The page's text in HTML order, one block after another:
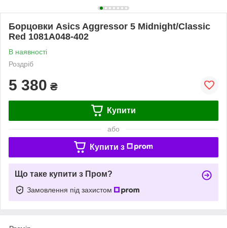
Борцовки Asics Aggressor 5 Midnight/Classic
Red 1081A048-402
В наявності
Роздріб
5 380 ₴
Купити
або
Купити з
Що таке купити з Пром?
Замовлення під захистом